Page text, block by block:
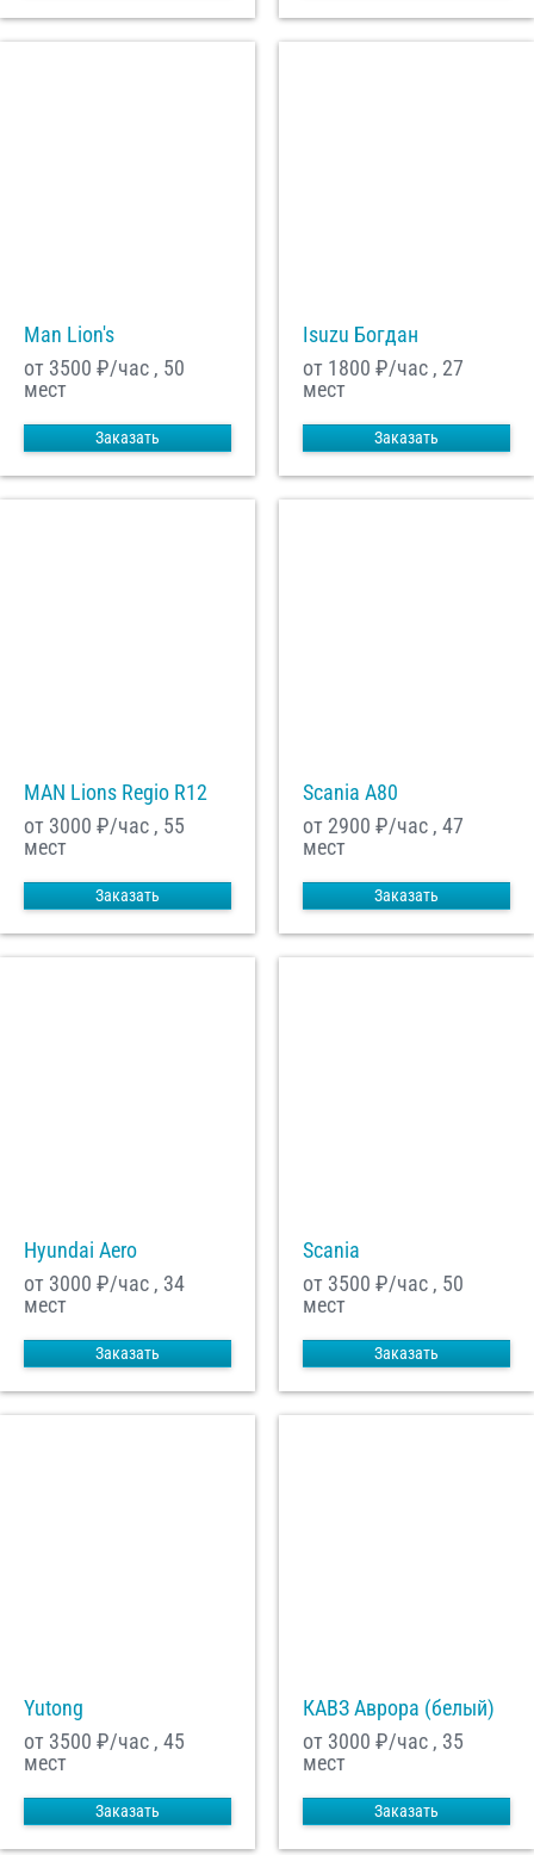
Man Lion's
от 3500 ₽/час , 50
мест
Заказать
Isuzu Богдан
от 1800 ₽/час , 27
мест
Заказать
MAN Lions Regio R12
от 3000 ₽/час , 55
мест
Заказать
Scania A80
от 2900 ₽/час , 47
мест
Заказать
Hyundai Aero
от 3000 ₽/час , 34
мест
Заказать
Scania
от 3500 ₽/час , 50
мест
Заказать
Yutong
от 3500 ₽/час , 45
мест
Заказать
КАВЗ Аврора (белый)
от 3000 ₽/час , 35
мест
Заказать